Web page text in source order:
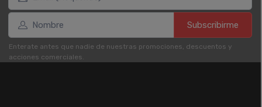
Subscribirme
Enterate antes que nadie de nuestras promociones, descuentos y
acciones comerciales.